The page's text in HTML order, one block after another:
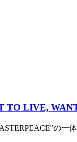
TO LIVE,
の一